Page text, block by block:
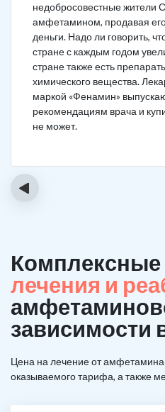
недобросовестные жители
амфетамином, продавая
деньги. Надо ли говорить,
стране с каждым годом
стране также есть
химического вещества.
маркой «Фенамин»
рекомендациям врача и
не может.
‹
Комплексные
лечения и
зависимости
Цена на лечение от амфетамина
оказываемого тарифа, а также